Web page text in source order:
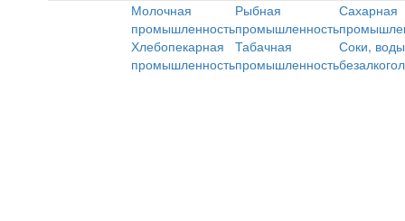
Молочная
промышленность
Рыбная
промышленность
Сахарная
Хлебопекарная
промышленность
Табачная
промышленность
Соки,